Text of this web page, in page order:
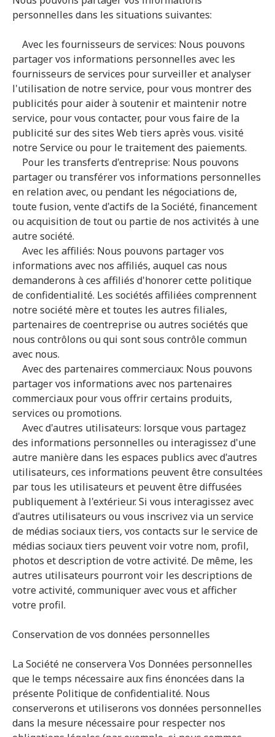
personnelles dans les situations suivantes:
Avec les fournisseurs de services: Nous pouvons
partager vos informations personnelles avec les
fournisseurs de services pour surveiller et analyser
l'utilisation de notre service, pour vous montrer des
publicités pour aider à soutenir et maintenir notre
service, pour vous contacter, pour vous faire de la
publicité sur des sites Web tiers après vous. visité
notre Service ou pour le traitement des paiements.
Pour les transferts d'entreprise: Nous pouvons
partager ou transférer vos informations personnelles
en relation avec, ou pendant les négociations de,
toute fusion, vente d'actifs de la Société, financement
ou acquisition de tout ou partie de nos activités à une
autre société.
Avec les affiliés: Nous pouvons partager vos
informations avec nos affiliés, auquel cas nous
demanderons à ces affiliés d'honorer cette politique
de confidentialité. Les sociétés affiliées comprennent
notre société mère et toutes les autres filiales,
partenaires de coentreprise ou autres sociétés que
nous contrôlons ou qui sont sous contrôle commun
avec nous.
Avec des partenaires commerciaux: Nous pouvons
partager vos informations avec nos partenaires
commerciaux pour vous offrir certains produits,
services ou promotions.
Avec d'autres utilisateurs: lorsque vous partagez
des informations personnelles ou interagissez d'une
autre manière dans les espaces publics avec d'autres
utilisateurs, ces informations peuvent être consultées
par tous les utilisateurs et peuvent être diffusées
publiquement à l'extérieur. Si vous interagissez avec
d'autres utilisateurs ou vous inscrivez via un service
de médias sociaux tiers, vos contacts sur le service de
médias sociaux tiers peuvent voir votre nom, profil,
photos et description de votre activité. De même, les
autres utilisateurs pourront voir les descriptions de
votre activité, communiquer avec vous et afficher
votre profil.
Conservation de vos données personnelles
La Société ne conservera Vos Données personnelles
que le temps nécessaire aux fins énoncées dans la
présente Politique de confidentialité. Nous
conserverons et utiliserons vos données personnelles
dans la mesure nécessaire pour respecter nos